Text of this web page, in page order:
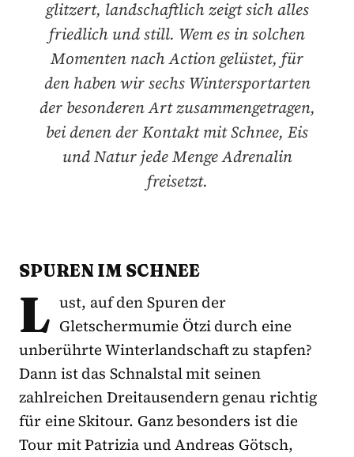
glitzert, landschaftlich zeigt sich alles
friedlich und still. Wem es in solchen
Momenten nach Action gelüstet, für
den haben wir sechs Wintersportarten
der besonderen Art zusammengetragen,
bei denen der Kontakt mit Schnee, Eis
und Natur jede Menge Adrenalin
freisetzt.
SPUREN IM SCHNEE
L ust, auf den Spuren der
Gletschermumie Ötzi durch eine
unberührte Winterlandschaft zu stapfen?
Dann ist das Schnalstal mit seinen
zahlreichen Dreitausendern genau richtig
für eine Skitour. Ganz besonders ist die
Tour mit Patrizia und Andreas Götsch,